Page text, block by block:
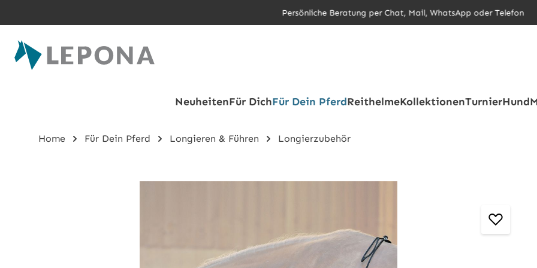
Persönliche Beratung per Chat, Mail, WhatsApp oder Telefon
NeuheitenFür DichFür Dein PferdReithelmeKollektionenTurnierHund
Home Für Dein Pferd Longieren & Führen Longierzubehör